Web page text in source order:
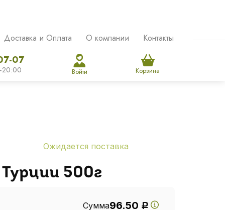
Доставка и Оплата О компании Контакты
07
20:00 Войти Корзина
Ожидается поставка
500г
Сумма96.50 Р